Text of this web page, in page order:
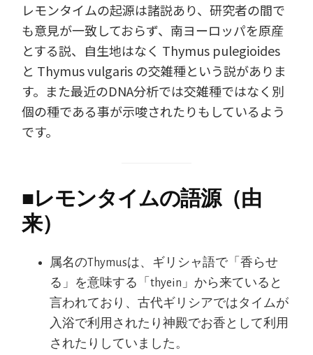
レモンタイムの起源は諸説あり、研究者の間で
も意見が一致しておらず、南ヨーロッパを原産
とする説、自生地はなく Thymus pulegioides
と Thymus vulgaris の交雑種という説がありま
す。また最近のDNA分析では交雑種ではなく別
個の種である事が示唆されたりもしているよう
です。
■レモンタイムの語源（由
来）
属名のThymusは、ギリシャ語で「香らせ
る」を意味する「thyein」から来ていると
言われており、古代ギリシアではタイムが
入浴で利用されたり神殿でお香として利用
されたりしていました。